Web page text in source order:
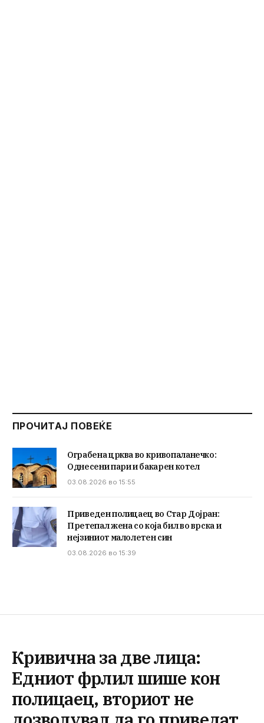
ПРОЧИТАЈ ПОВЕЌЕ
Ограбена црква во кривопаланечко:
Однесени пари и бакарен котел
03.08.2026 во 15:55
Приведен полицаец во Стар Дојран:
Претепал жена со која бил во врска и
нејзиниот малолетен син
03.08.2026 во 15:39
Кривична за две лица:
Едниот фрлил шише кон
полицаец, вториот не